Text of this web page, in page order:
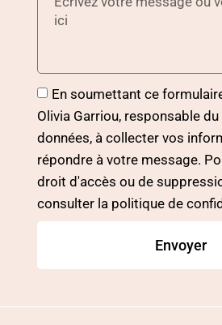
En soumettant ce
Olivia Garriou, responsable
données, à collecter vos
répondre à votre message.
droit d'accès ou de
consulter la politique de
Envoyer